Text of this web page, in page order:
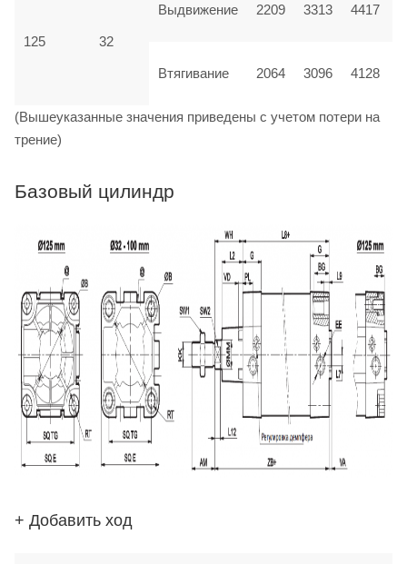
125 32
Выдвижение 2209 3313 4417
Втягивание 2064 3096 4128
(Вышеуказанные значения приведены с учетом потери на
трение)
Базовый цилиндр
+ Добавить ход